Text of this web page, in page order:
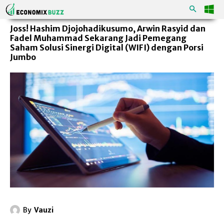
Joss! Hashim Djojohadikusumo, Arwin Rasyid dan
Fadel Muhammad Sekarang Jadi Pemegang
Saham Solusi Sinergi Digital (WIFI) dengan Porsi
Jumbo
By Vauzi